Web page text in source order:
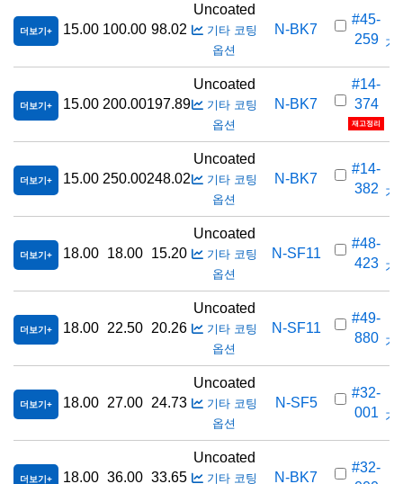
더보기 15.00 100.00 98.02
Uncoated
기타 코팅
옵션
N-BK7
#45-
259 가
더보기 15.00 200.00197.89
Uncoated
기타 코팅
옵션
N-BK7
#14-
374
재고정리
더보기 15.00 250.00248.02
Uncoated
기타 코팅
옵션
N-BK7
#14-
382 가
더보기 18.00 18.00 15.20
Uncoated
기타 코팅
옵션
N-SF11
#48-
423 가
더보기 18.00 22.50 20.26
Uncoated
기타 코팅
옵션
N-SF11
#49-
880 가
더보기 18.00 27.00 24.73
Uncoated
기타 코팅
옵션
N-SF5
#32-
001 가
더보기 18.00 36.00 33.65
Uncoated
기타 코팅
N-BK7
#32-